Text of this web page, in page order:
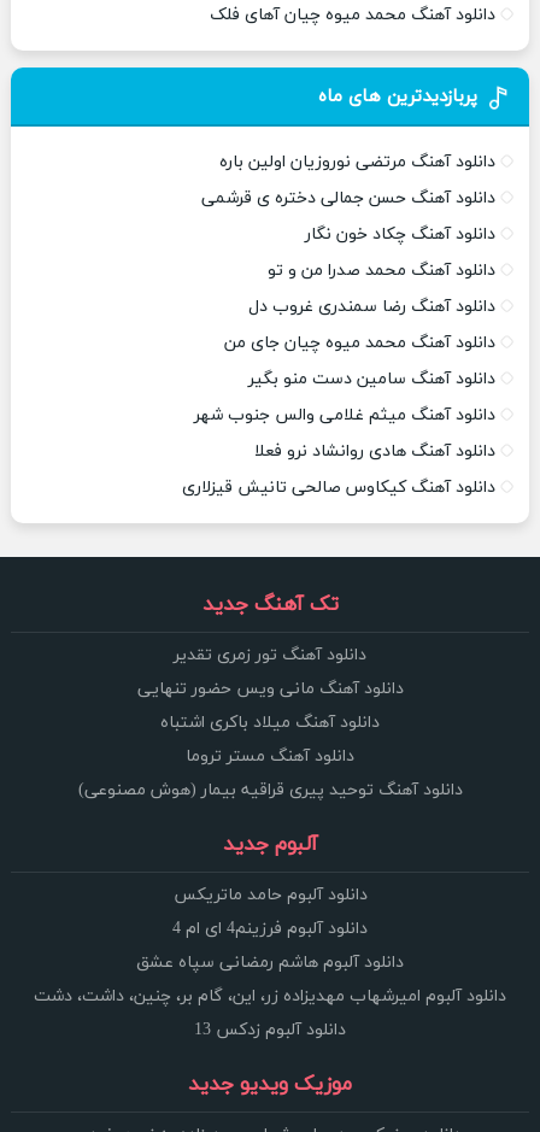
دانلود آهنگ محمد میوه چیان آهای فلک
پربازدیدترین های ماه
دانلود آهنگ مرتضی نوروزیان اولین باره
دانلود آهنگ حسن جمالی دختره ی قرشمی
دانلود آهنگ چکاد خون نگار
دانلود آهنگ محمد صدرا من و تو
دانلود آهنگ رضا سمندری غروب دل
دانلود آهنگ محمد میوه چیان جای من
دانلود آهنگ سامین دست منو بگیر
دانلود آهنگ میثم غلامی والس جنوب شهر
دانلود آهنگ هادی روانشاد نرو فعلا
دانلود آهنگ کیکاوس صالحی تانیش قیزلاری
تک آهنگ جدید
دانلود آهنگ تور زمری تقدیر
دانلود آهنگ مانی ویس حضور تنهایی
دانلود آهنگ میلاد باکری اشتباه
دانلود آهنگ مستر تروما
دانلود آهنگ توحید پیری قراقیه بیمار (هوش مصنوعی)
آلبوم جدید
دانلود آلبوم حامد ماتریکس
دانلود آلبوم فرزینم4 ای ام 4
دانلود آلبوم هاشم رمضانی سپاه عشق
دانلود آلبوم امیرشهاب مهدیزاده زر، این، گام بر، چنین، داشت، دشت
دانلود آلبوم زدکس 13
موزیک ویدیو جدید